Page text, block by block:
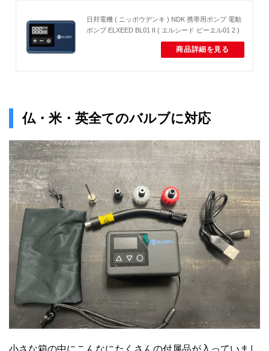
日邦電機 ( ニッポウデンキ ) NDK 携帯用ポンプ 電動
ポンプ ELXEED BL01 II ( エルシード ビーエル01 2 )
商品詳細を見る
仏・米・英全てのバルブに対応